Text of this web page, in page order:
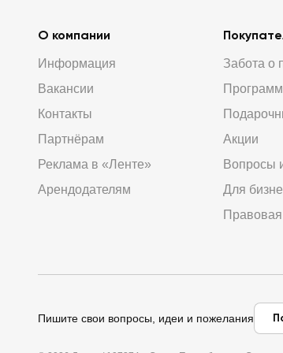
О компании
Информация
Вакансии
Контакты
Партнёрам
Реклама в «Ленте»
Арендодателям
Забота о
Акции
Вопросы
Для
Пишите свои вопросы, идеи и пожелания